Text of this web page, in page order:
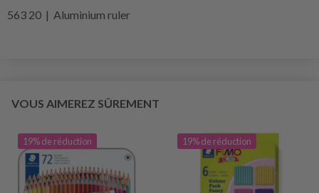
563 20 | Aluminium ruler
VOUS AIMEREZ SÛREMENT
19% de réduction 19% de réduction